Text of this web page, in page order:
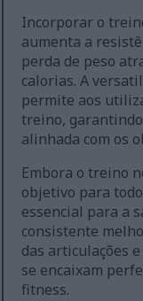
Incorporar o
aumenta a
perda de peso
calorias. A
permite aos
treino,
alinhada com os
Embora o treino
objetivo para
essencial para a
consistente
das articulações
se encaixam
fitness.